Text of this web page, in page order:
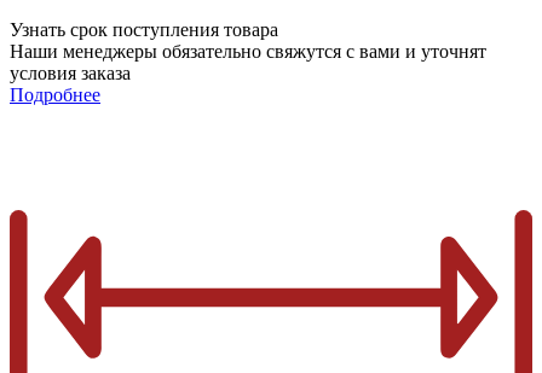
Узнать срок поступления товара
Наши менеджеры обязательно свяжутся с вами и уточнят
условия заказа
Подробнее